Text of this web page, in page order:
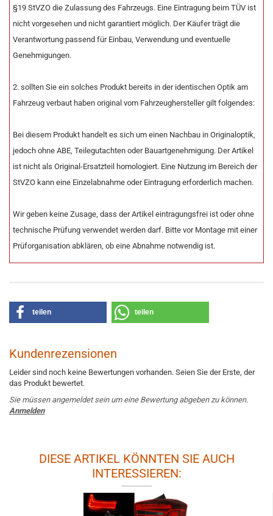
§19 StVZO die Zulassung des Fahrzeugs. Eine Eintragung beim TÜV ist
nicht vorgesehen und nicht garantiert möglich. Der Käufer trägt die
Verantwortung passend für Einbau, Verwendung und eventuelle
Genehmigungen.
2. sollten Sie ein solches Produkt bereits in der identischen Optik am
Fahrzeug verbaut haben original vom Fahrzeughersteller gilt folgendes:
Bei diesem Produkt handelt es sich um einen Nachbau in Originaloptik,
jedoch ohne ABE, Teilegutachten oder Bauartgenehmigung. Der Artikel
ist nicht als Original-Ersatzteil homologiert. Eine Nutzung im Bereich der
StVZO kann eine Einzelabnahme oder Eintragung erforderlich machen.
Wir geben keine Zusage, dass der Artikel eintragungsfrei ist oder ohne
technische Prüfung verwendet werden darf. Bitte vor Montage mit einer
Prüforganisation abklären, ob eine Abnahme notwendig ist.
teilen teilen
Kundenrezensionen
Leider sind noch keine Bewertungen vorhanden. Seien Sie der Erste, der
das Produkt bewertet.
Sie müssen angemeldet sein um eine Bewertung abgeben zu können.
Anmelden
DIESE ARTIKEL KÖNNTEN SIE AUCH
INTERESSIEREN: